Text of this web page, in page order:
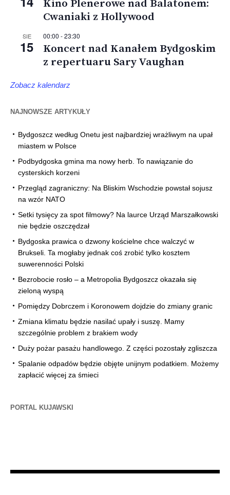
Kino Plenerowe nad Balatonem:
Cwaniaki z Hollywood
SIE
15
00:00 -23:30
Koncert nad Kanałem Bydgoskim
z repertuaru Sary Vaughan
Zobacz kalendarz
NAJNOWSZE ARTYKUŁY
Bydgoszcz według Onetu jest najbardziej wrażliwym na upał
miastem w Polsce
Podbydgoska gmina ma nowy herb. To nawiązanie do
cysterskich korzeni
Przegląd zagraniczny: Na Bliskim Wschodzie powstał sojusz
na wzór NATO
Setki tysięcy za spot filmowy? Na laurce Urząd Marszałkowski
nie będzie oszczędzał
Bydgoska prawica o dzwony kościelne chce walczyć w
Brukseli. Ta mogłaby jednak coś zrobić tylko kosztem
suwerenności Polski
Bezrobocie rosło – a Metropolia Bydgoszcz okazała się
zieloną wyspą
Pomiędzy Dobrczem i Koronowem dojdzie do zmiany granic
Zmiana klimatu będzie nasilać upały i suszę. Mamy
szczególnie problem z brakiem wody
Duży pożar pasażu handlowego. Z części pozostały zgliszcza
Spalanie odpadów będzie objęte unijnym podatkiem. Możemy
zapłacić więcej za śmieci
PORTAL KUJAWSKI